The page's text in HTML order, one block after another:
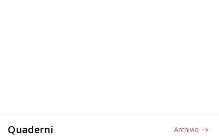
Quaderni Archivio